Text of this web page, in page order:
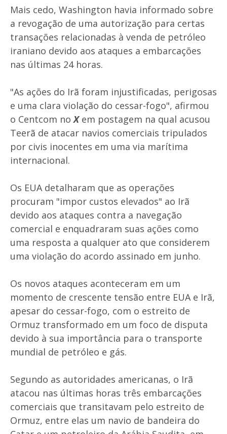
Mais cedo, Washington havia informado sobre
a revogação de uma autorização para certas
transações relacionadas à venda de petróleo
iraniano devido aos ataques a embarcações
nas últimas 24 horas.
"As ações do Irã foram injustificadas, perigosas
e uma clara violação do cessar-fogo", afirmou
o Centcom noXem postagem na qual acusou
Teerã de atacar navios comerciais tripulados
por civis inocentes em uma via marítima
internacional.
Os EUA detalharam que as operações
procuram "impor custos elevados" ao Irã
devido aos ataques contra a navegação
comercial e enquadraram suas ações como
uma resposta a qualquer ato que considerem
uma violação do acordo assinado em junho.
Os novos ataques aconteceram em um
momento de crescente tensão entre EUA e Irã,
apesar do cessar-fogo, com o estreito de
Ormuz transformado em um foco de disputa
devido à sua importância para o transporte
mundial de petróleo e gás.
Segundo as autoridades americanas, o Irã
atacou nas últimas horas três embarcações
comerciais que transitavam pelo estreito de
Ormuz, entre elas um navio de bandeira do